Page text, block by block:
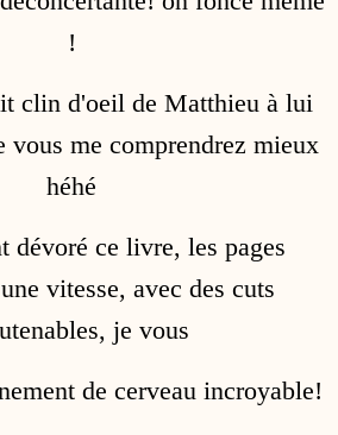
!
clin d'oeil de Matthieu à lui
vous me comprendrez mieux
héhé
dévoré ce livre, les pages
vitesse, avec des cuts
je vous
de cerveau incroyable!